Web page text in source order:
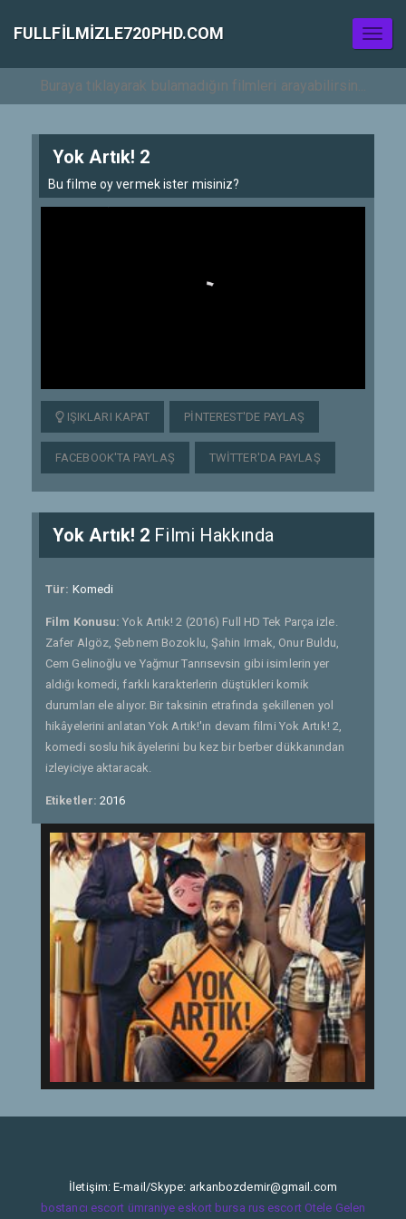
FULLFILMIZLE720PHD.COM
Yok Artık! 2
Bu filme oy vermek ister misiniz?
IŞIKLARI KAPAT PINTEREST'DE PAYLAŞ
FACEBOOK'TA PAYLAŞ TWITTER'DA PAYLAŞ
Yok Artık! 2 Filmi Hakkında
Tür: Komedi
Film Konusu:Yok Artık! 2 (2016) Full HD Tek Parça izle.
Zafer Algöz, Şebnem Bozoklu, Şahin Irmak, Onur Buldu,
Cem Gelinoğlu ve Yağmur Tanrısevsin gibi isimlerin yer
aldığı komedi, farklı karakterlerin düştükleri komik
durumları ele alıyor. Bir taksinin etrafında şekillenen yol
hikâyelerini anlatan Yok Artık!'ın devam filmi Yok Artık! 2,
komedi soslu hikâyelerini bu kez bir berber dükkanından
izleyiciye aktaracak.
Etiketler:2016
İletişim: E-mail/Skype: arkanbozdemir@gmail.com
bostancı escort ümraniye eskort bursa rus escort Otele Gelen